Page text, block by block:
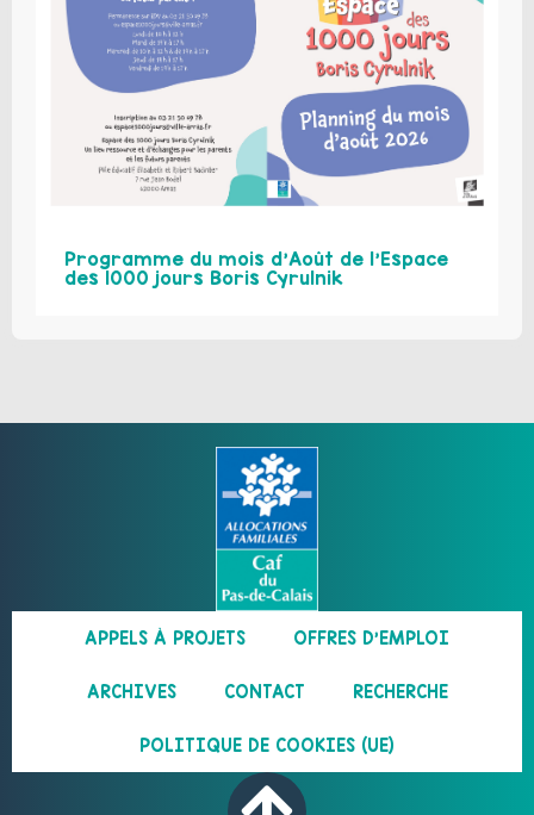
Programme du mois d’Août de l’Espace
des 1000 jours Boris Cyrulnik
APPELS À PROJETS OFFRES D’EMPLOI
ARCHIVES CONTACT RECHERCHE
POLITIQUE DE COOKIES (UE)